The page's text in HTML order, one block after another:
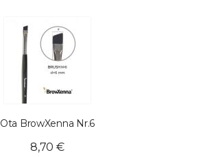
Ota BrowXenna Nr.6
8,70 €